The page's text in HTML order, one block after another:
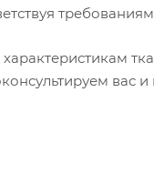
вас